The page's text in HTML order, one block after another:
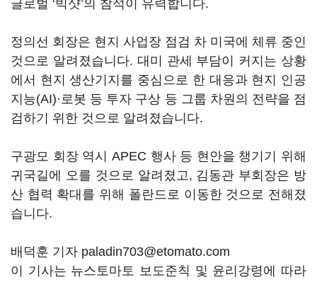
글로벌 ‘빅샷’의 참석이 유력합니다.
정의선 회장은 현지 사업장 점검 차 미국에 체류 중인
것으로 알려졌습니다. 대미 관세 부담이 커지는 상황
에서 현지 생산기지를 중심으로 한 대응과 현지 인공
지능(AI)·로봇 등 투자 구상 등 그룹 차원의 전략을 점
검하기 위한 것으로 알려졌습니다.
구광모 회장 역시 APEC 행사 등 현안을 챙기기 위해
귀국길에 오를 것으로 알려졌고, 김동관 부회장은 방
산 협력 확대를 위해 폴란드로 이동한 것으로 전해졌
습니다.
배덕훈 기자 paladin703@etomato.com
이 기사는 뉴스토마토 보도준칙 및 윤리강령에 따라